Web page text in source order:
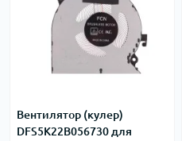
Вентилятор (кулер)
DFS5K22B056730 для